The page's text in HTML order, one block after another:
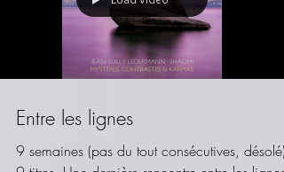
Load video
Entre les lignes